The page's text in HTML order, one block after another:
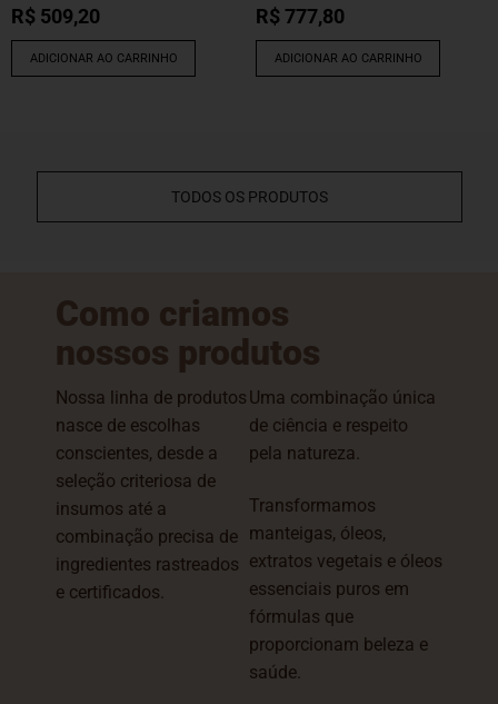
R$ 509,20
ADICIONAR AO CARRINHO
R$ 777,80
ADICIONAR AO CARRINHO
TODOS OS PRODUTOS
Como criamos
nossos produtos
Nossa linha de produtos
nasce de escolhas
conscientes, desde a
seleção criteriosa de
insumos até a
combinação precisa de
ingredientes rastreados
e certificados.
Uma combinação única
de ciência e respeito
pela natureza.
Transformamos
manteigas, óleos,
extratos vegetais e óleos
essenciais puros em
fórmulas que
proporcionam beleza e
saúde.